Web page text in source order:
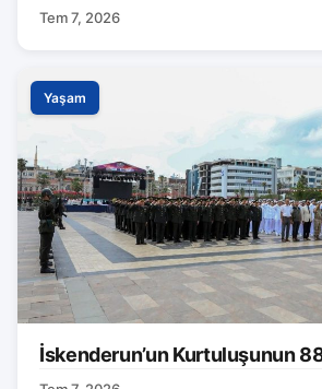
Tem 7, 2026
Yaşam
İskenderun’un Kurtuluşunun